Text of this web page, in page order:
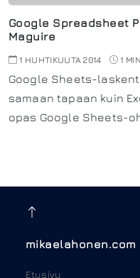
Google Spreadsheet
Maguire
1 HUHTIKUUTA 2014 1 MIN
Google Sheets-
samaan tapaan kuin
opas Google Sheets-
mikaelahonen.com
Etusivu